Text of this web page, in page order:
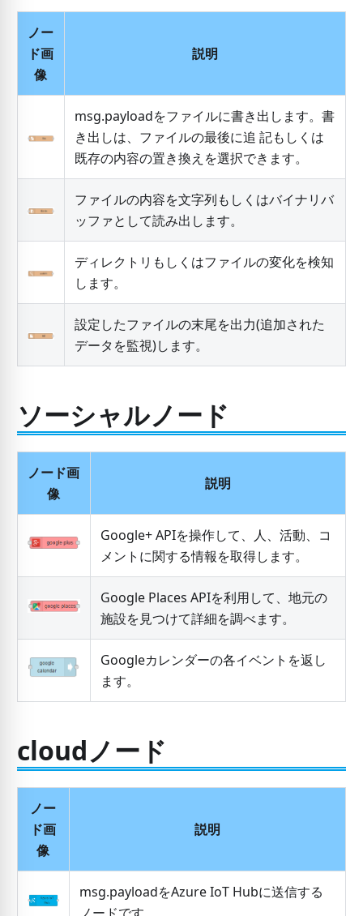
ノー
ド画
像
説明
msg.payloadをファイルに書き出します。書
き出しは、ファイルの最後に追 記もしくは
既存の内容の置き換えを選択できます。
ファイルの内容を文字列もしくはバイナリバ
ッファとして読み出します。
ディレクトリもしくはファイルの変化を検知
します。
設定したファイルの末尾を出力(追加された
データを監視)します。
ソーシャルノード
ノード画
像
説明
Google+ APIを操作して、人、活動、コ
メントに関する情報を取得します。
Google Places APIを利用して、地元の
施設を見つけて詳細を調べます。
Googleカレンダーの各イベントを返し
ます。
cloudノード
ノー
ド画
像
説明
msg.payloadをAzure IoT Hubに送信する